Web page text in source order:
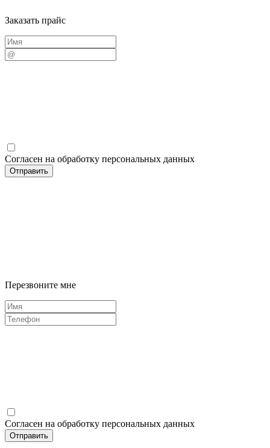
Заказать прайс
Согласен на обработку персональных данных
Отправить
Перезвоните мне
Согласен на обработку персональных данных
Отправить